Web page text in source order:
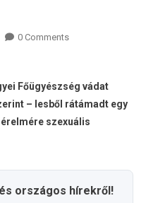
0 Comments
Főügyészség vádat
– lesből rátámadt egy
szexuális
országos hírekről!